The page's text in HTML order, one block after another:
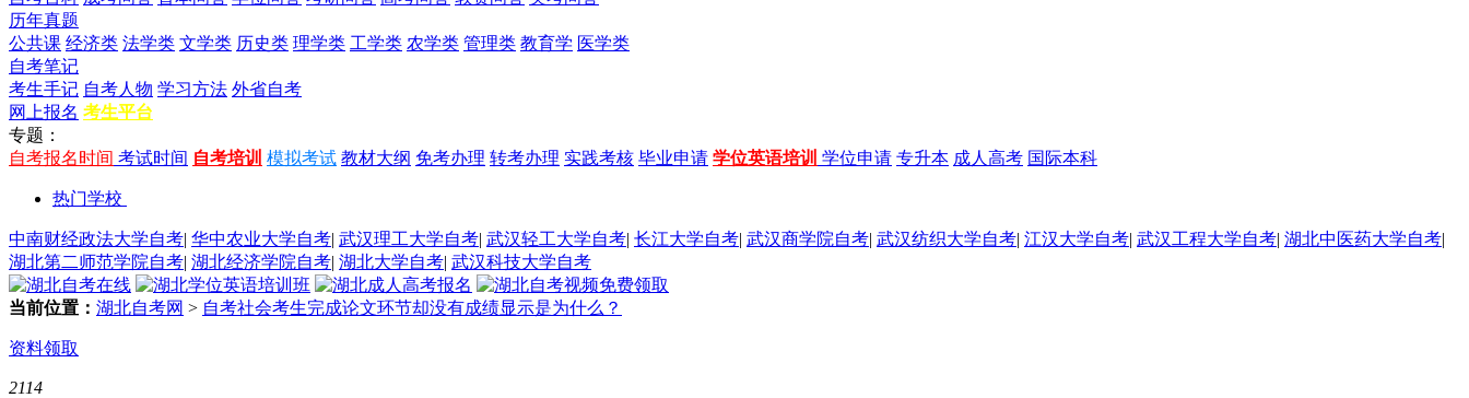
历年真题
公共课 经济类 法学类 文学类 历史类 理学类 工学类 农学类 管理类 教育学 医学类
自考笔记
考生手记 自考人物 学习方法 外省自考
网上报名 考生平台
专题：
自考报名时间 考试时间 自考培训 模拟考试 教材大纲 免考办理 转考办理 实践考核 毕业申请 学位英语培训 学位申请 专升本 成人高考 国际本科
热门学校
中南财经政法大学自考| 华中农业大学自考| 武汉理工大学自考| 武汉轻工大学自考| 长江大学自考| 武汉商学院自考| 武汉纺织大学自考| 江汉大学自考| 武汉工程大学自考| 湖北中医药大学自考|
湖北第二师范学院自考| 湖北经济学院自考| 湖北大学自考| 武汉科技大学自考
当前位置： 湖北自考网 > 自考社会考生完成论文环节却没有成绩显示是为什么？
资料领取
2114